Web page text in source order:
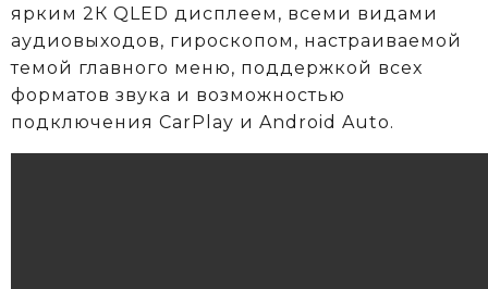
ярким 2К QLED дисплеем, всеми видами
аудиовыходов, гироскопом, настраиваемой
темой главного меню, поддержкой всех
форматов звука и возможностью
подключения CarPlay и Android Auto.